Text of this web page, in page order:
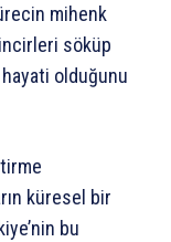
mihenk
söküp
olduğunu
küresel bir
bu